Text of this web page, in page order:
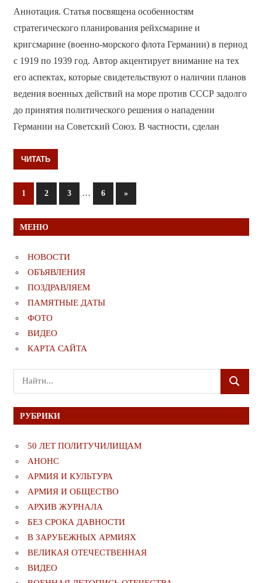
Аннотация. Статья посвящена особенностям
стратегического планирования рейхсмарине и
кригсмарине (военно-морского флота Германии) в период
с 1919 по 1939 год. Автор акцентирует внимание на тех
его аспектах, которые свидетельствуют о наличии планов
ведения военных действий на море против СССР задолго
до принятия политического решения о нападении
Германии на Советский Союз. В частности, сделан
ЧИТАТЬ
Пагинация
записей
1 2 3 … 6
Следующие
записи
»
МЕНЮ
НОВОСТИ
ОБЪЯВЛЕНИЯ
ПОЗДРАВЛЯЕМ
ПАМЯТНЫЕ ДАТЫ
ФОТО
ВИДЕО
КАРТА САЙТА
Поиск
для:
ПОИСК
РУБРИКИ
50 ЛЕТ ПОЛИТУЧИЛИЩАМ
АНОНС
АРМИЯ И КУЛЬТУРА
АРМИЯ И ОБЩЕСТВО
АРХИВ ЖУРНАЛА
БЕЗ СРОКА ДАВНОСТИ
В ЗАРУБЕЖНЫХ АРМИЯХ
ВЕЛИКАЯ ОТЕЧЕСТВЕННАЯ
ВИДЕО